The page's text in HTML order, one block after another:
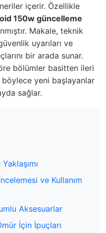
içerir. Özellikle
150w güncelleme
Makale, teknik
uyarıları ve
bir arada sunar.
bölümler basitten ileri
yeni başlayanlar
sağlar.
ve Kullanım
Aksesuarlar
İçin İpuçları